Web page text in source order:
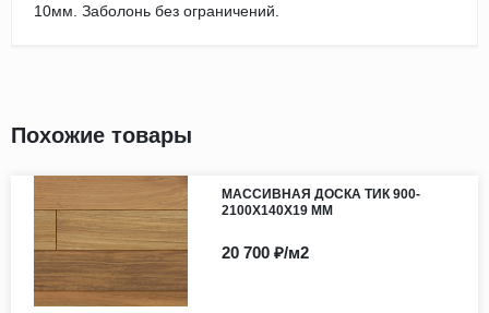
10мм. Заболонь без ограничений.
Похожие товары
МАССИВНАЯ ДОСКА ТИК 900-
2100Х140Х19 ММ
20 700 ₽/м2